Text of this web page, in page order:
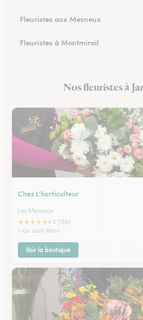
Fleuristes aux Mesneux
Fleuristes à Montmirail
Fleuristes à Vitry-le-François
Nos fleuristes à
Chez L’horticulteur
Les Mesneux
★★★★★4.5 (156)
1 rue saint Rémi
Voir la boutique